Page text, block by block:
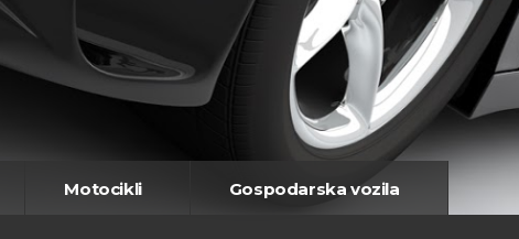
Motocikli Gospodarska vozila